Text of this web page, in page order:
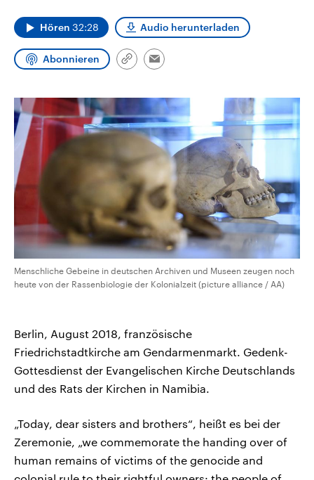
Hören 32:28 Audio herunterladen
Abonnieren
Link
Email
Menschliche Gebeine in deutschen Archiven und Museen zeugen noch
heute von der Rassenbiologie der Kolonialzeit (picture alliance / AA)
Berlin, August 2018, französische
Friedrichstadtkirche am Gendarmenmarkt. Gedenk-
Gottesdienst der Evangelischen Kirche Deutschlands
und des Rats der Kirchen in Namibia.
„Today, dear sisters and brothers“, heißt es bei der
Zeremonie, „we commemorate the handing over of
human remains of victims of the genocide and